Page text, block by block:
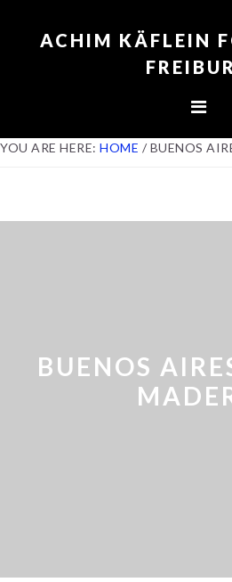
ACHIM KÄFLEIN
YOU ARE HERE: HOME / BUENOS
BUENOS